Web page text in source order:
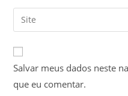
de
usuário
para
comentar
endereço
de
mail
para
comentar
Digite
o
URL
do
seu
site
Salvar meus dados neste
que eu comentar.